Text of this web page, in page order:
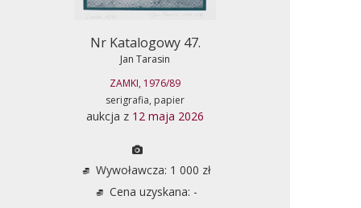
Nr Katalogowy 47.
Jan Tarasin
ZAMKI, 1976/89
serigrafia, papier
aukcja z 12 maja 2026
Wywoławcza: 1 000 zł
Cena uzyskana: -